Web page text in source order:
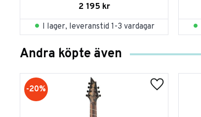
2 195 kr
I lager, leveranstid 1-3 vardagar
Andra köpte även
20%